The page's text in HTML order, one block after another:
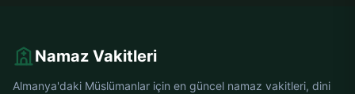
Namaz Vakitleri
Almanya'daki Müslümanlar için en güncel namaz vakitleri, dini